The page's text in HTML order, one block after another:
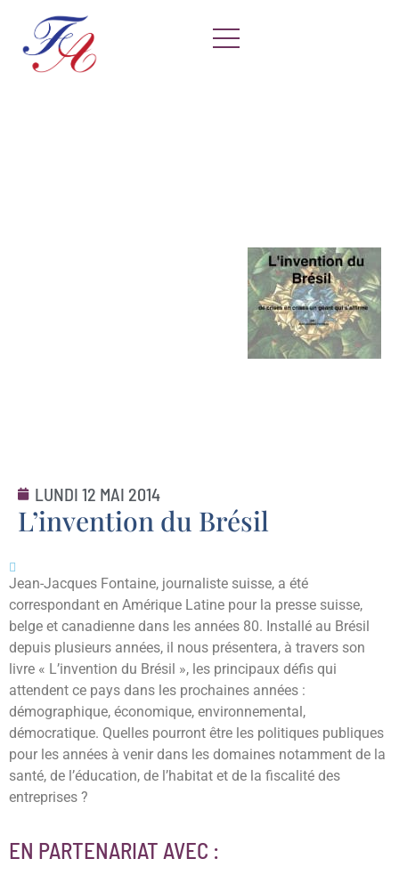
LUNDI 12 MAI 2014
L’invention du Brésil
Jean-Jacques Fontaine, journaliste suisse, a été
correspondant en Amérique Latine pour la presse suisse,
belge et canadienne dans les années 80. Installé au Brésil
depuis plusieurs années, il nous présentera, à travers son
livre « L’invention du Brésil », les principaux défis qui
attendent ce pays dans les prochaines années :
démographique, économique, environnemental,
démocratique. Quelles pourront être les politiques publiques
pour les années à venir dans les domaines notamment de la
santé, de l’éducation, de l’habitat et de la fiscalité des
entreprises ?
EN PARTENARIAT AVEC :